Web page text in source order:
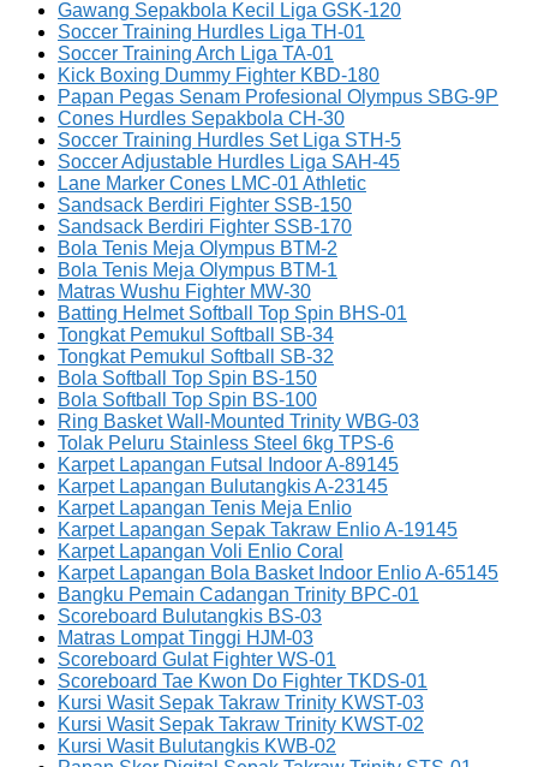
Gawang Sepakbola Kecil Liga GSK-120
Soccer Training Hurdles Liga TH-01
Soccer Training Arch Liga TA-01
Kick Boxing Dummy Fighter KBD-180
Papan Pegas Senam Profesional Olympus SBG-9P
Cones Hurdles Sepakbola CH-30
Soccer Training Hurdles Set Liga STH-5
Soccer Adjustable Hurdles Liga SAH-45
Lane Marker Cones LMC-01 Athletic
Sandsack Berdiri Fighter SSB-150
Sandsack Berdiri Fighter SSB-170
Bola Tenis Meja Olympus BTM-2
Bola Tenis Meja Olympus BTM-1
Matras Wushu Fighter MW-30
Batting Helmet Softball Top Spin BHS-01
Tongkat Pemukul Softball SB-34
Tongkat Pemukul Softball SB-32
Bola Softball Top Spin BS-150
Bola Softball Top Spin BS-100
Ring Basket Wall-Mounted Trinity WBG-03
Tolak Peluru Stainless Steel 6kg TPS-6
Karpet Lapangan Futsal Indoor A-89145
Karpet Lapangan Bulutangkis A-23145
Karpet Lapangan Tenis Meja Enlio
Karpet Lapangan Sepak Takraw Enlio A-19145
Karpet Lapangan Voli Enlio Coral
Karpet Lapangan Bola Basket Indoor Enlio A-65145
Bangku Pemain Cadangan Trinity BPC-01
Scoreboard Bulutangkis BS-03
Matras Lompat Tinggi HJM-03
Scoreboard Gulat Fighter WS-01
Scoreboard Tae Kwon Do Fighter TKDS-01
Kursi Wasit Sepak Takraw Trinity KWST-03
Kursi Wasit Sepak Takraw Trinity KWST-02
Kursi Wasit Bulutangkis KWB-02